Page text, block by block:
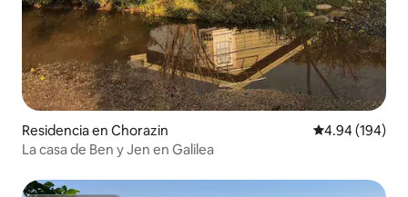
Residencia en Chorazin Calificación
4.94 (194)
La casa de Ben y Jen en Galilea